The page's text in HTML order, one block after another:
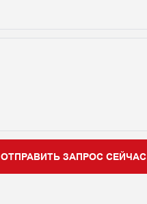
ОТПРАВИТЬ ЗАПРОС СЕЙЧАС